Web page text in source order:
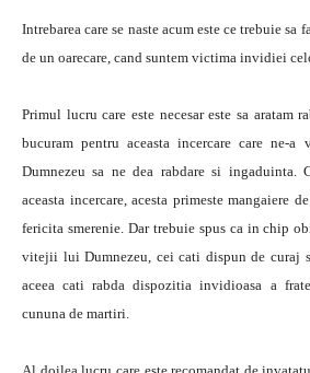
Intrebarea care se naste acum este ce trebuie
de un oarecare, cand suntem victima invidiei
Primul lucru care este necesar este sa aratam
bucuram pentru aceasta incercare care ne-
Dumnezeu sa ne dea rabdare si ingaduinta.
aceasta incercare, acesta primeste mangaiere
fericita smerenie. Dar trebuie spus ca in chip
vitejii lui Dumnezeu, cei cati dispun de curaj
aceea cati rabda dispozitia invidioasa a
cununa de martiri.